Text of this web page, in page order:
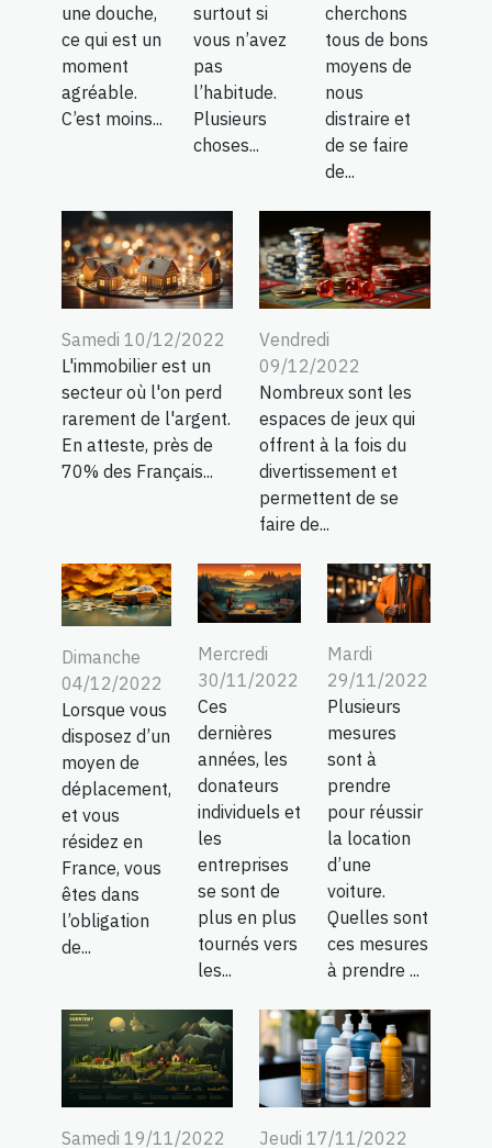
une douche,
ce qui est un
moment
agréable.
C’est moins...
surtout si
vous n’avez
pas
l’habitude.
Plusieurs
choses...
cherchons
tous de bons
moyens de
nous
distraire et
de se faire
de...
Samedi 10/12/2022
L'immobilier est un
secteur où l'on perd
rarement de l'argent.
En atteste, près de
70% des Français...
Vendredi
09/12/2022
Nombreux sont les
espaces de jeux qui
offrent à la fois du
divertissement et
permettent de se
faire de...
Dimanche
04/12/2022
Lorsque vous
disposez d’un
moyen de
déplacement,
et vous
résidez en
France, vous
êtes dans
l’obligation
de...
Mercredi
30/11/2022
Ces
dernières
années, les
donateurs
individuels et
les
entreprises
se sont de
plus en plus
tournés vers
les...
Mardi
29/11/2022
Plusieurs
mesures
sont à
prendre
pour réussir
la location
d’une
voiture.
Quelles sont
ces mesures
à prendre ...
Samedi 19/11/2022 Jeudi 17/11/2022